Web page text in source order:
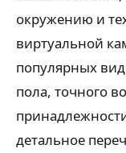
окружению и
виртуальной
популярных
пола, точного
детальное